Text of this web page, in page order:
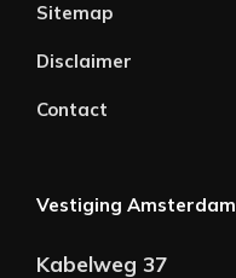
Sitemap
Disclaimer
Contact
Vestiging Amsterdam
Kabelweg 37